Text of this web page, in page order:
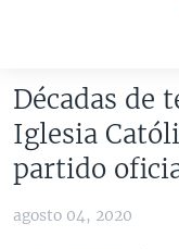
accesibilidad
Salte
contenido
Salte
AMÉRICA DEL NORTE
EEUU
ELECCIONES EEUU
Décadas de
Iglesia
partido
agosto 04, 2020